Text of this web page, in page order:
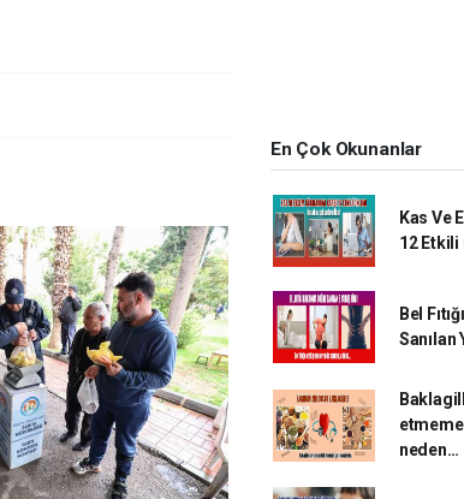
En Çok Okunanlar
Kas Ve
12 Etkili
Bel
Sanılan
neden…